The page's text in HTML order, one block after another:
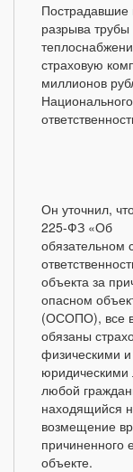
Пострадавшие
разрыва трубы
страховую
миллионов
Он уточнил,
225-ФЗ «Об
обязательном
объекта за
опасном
(ОСОПО), все
обязаны
физическими и
юридическими
любой
находящийся
возмещение
причиненного
объекте.